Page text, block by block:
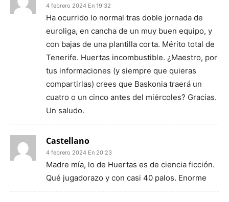
4 febrero 2024 En 19:32
Ha ocurrido lo normal tras doble jornada de
euroliga, en cancha de un muy buen equipo, y
con bajas de una plantilla corta. Mérito total de
Tenerife. Huertas incombustible. ¿Maestro, por
tus informaciones (y siempre que quieras
compartirlas) crees que Baskonia traerá un
cuatro o un cinco antes del miércoles? Gracias.
Un saludo.
Castellano
4 febrero 2024 En 20:23
Madre mía, lo de Huertas es de ciencia ficción.
Qué jugadorazo y con casi 40 palos. Enorme